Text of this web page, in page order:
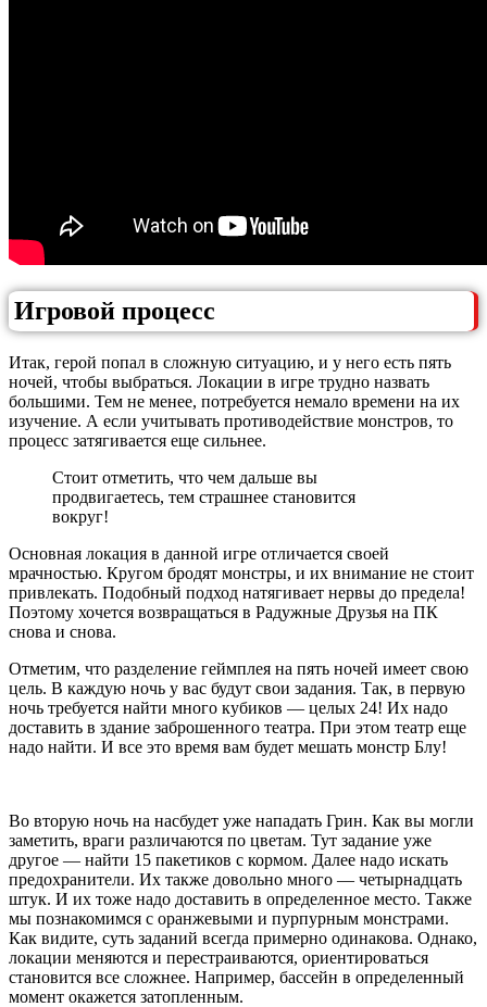
Игровой процесс
Итак, герой попал в сложную ситуацию, и у него есть пять
ночей, чтобы выбраться. Локации в игре трудно назвать
большими. Тем не менее, потребуется немало времени на их
изучение. А если учитывать противодействие монстров, то
процесс затягивается еще сильнее.
Стоит отметить, что чем дальше вы
продвигаетесь, тем страшнее становится
вокруг!
Основная локация в данной игре отличается своей
мрачностью. Кругом бродят монстры, и их внимание не стоит
привлекать. Подобный подход натягивает нервы до предела!
Поэтому хочется возвращаться в Радужные Друзья на ПК
снова и снова.
Отметим, что разделение геймплея на пять ночей имеет свою
цель. В каждую ночь у вас будут свои задания. Так, в первую
ночь требуется найти много кубиков — целых 24! Их надо
доставить в здание заброшенного театра. При этом театр еще
надо найти. И все это время вам будет мешать монстр Блу!
Во вторую ночь на насбудет уже нападать Грин. Как вы могли
заметить, враги различаются по цветам. Тут задание уже
другое — найти 15 пакетиков с кормом. Далее надо искать
предохранители. Их также довольно много — четырнадцать
штук. И их тоже надо доставить в определенное место. Также
мы познакомимся с оранжевыми и пурпурным монстрами.
Как видите, суть заданий всегда примерно одинакова. Однако,
локации меняются и перестраиваются, ориентироваться
становится все сложнее. Например, бассейн в определенный
момент окажется затопленным.